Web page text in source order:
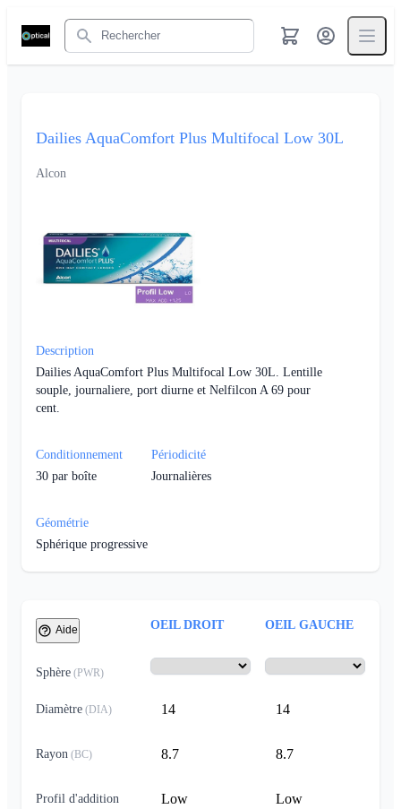
Rechercher
Dailies AquaComfort Plus Multifocal Low 30L
Alcon
Description
Dailies AquaComfort Plus Multifocal Low 30L. Lentille
souple, journaliere, port diurne et Nelfilcon A 69 pour
cent.
Conditionnement
30 par boîte
Périodicité
Journalières
Géométrie
Sphérique progressive
Aide OEIL DROIT OEIL GAUCHE
Sphère (PWR)
Diamètre (DIA) 14 14
Rayon (BC) 8.7 8.7
Profil d'addition Low Low